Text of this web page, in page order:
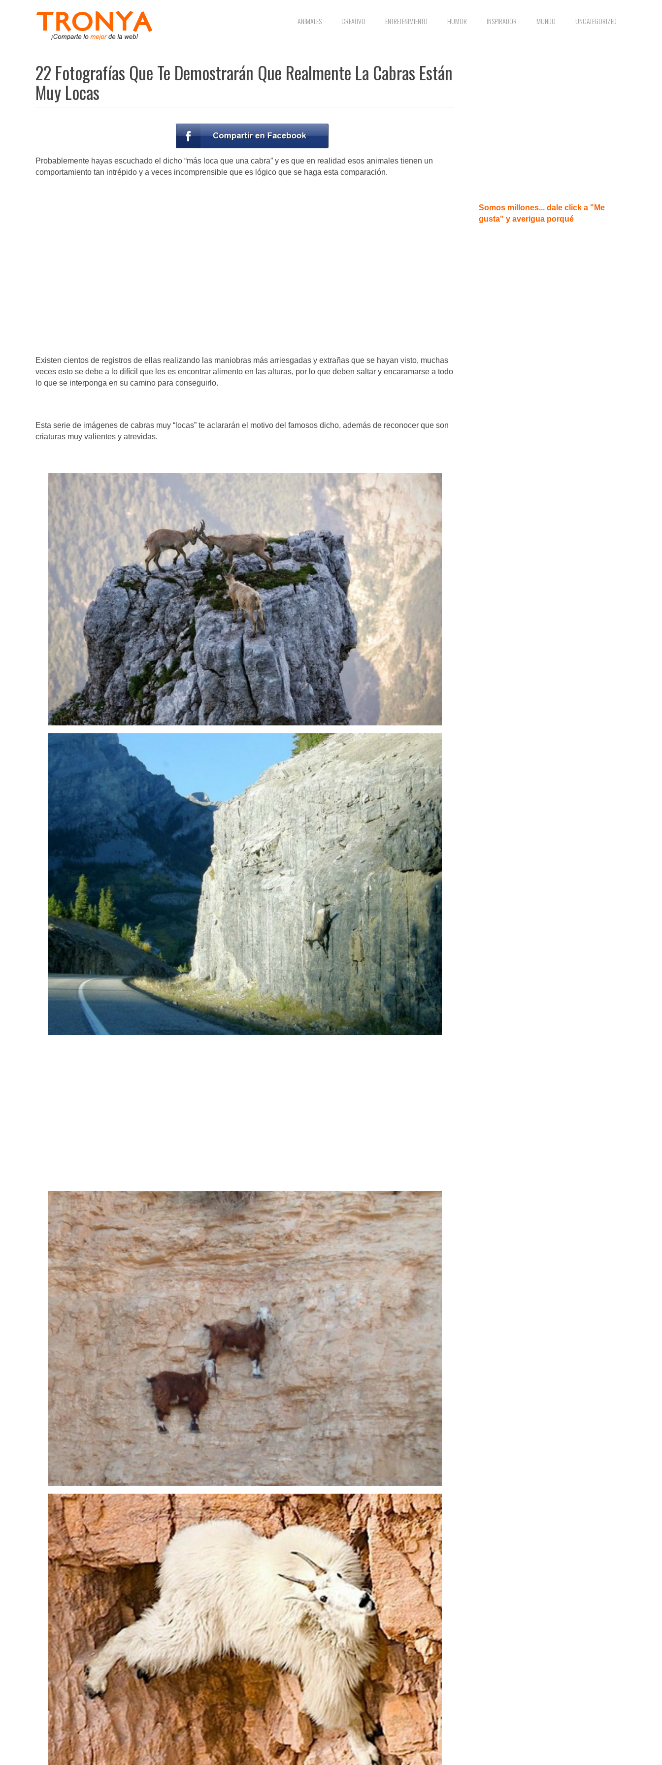
ANIMALES CREATIVO ENTRETENIMIENTO HUMOR INSPIRADOR MUNDO UNCATEGORIZED
22 Fotografías Que Te Demostrarán Que Realmente La Cabras Están
Muy Locas
Probablemente hayas escuchado el dicho “más loca que una cabra” y es que en realidad esos animales tienen un
comportamiento tan intrépido y a veces incomprensible que es lógico que se haga esta comparación.
Existen cientos de registros de ellas realizando las maniobras más arriesgadas y extrañas que se hayan visto, muchas
veces esto se debe a lo difícil que les es encontrar alimento en las alturas, por lo que deben saltar y encaramarse a todo
lo que se interponga en su camino para conseguirlo.
Esta serie de imágenes de cabras muy “locas” te aclararán el motivo del famosos dicho, además de reconocer que son
criaturas muy valientes y atrevidas.
Somos millones... dale click a "Me
gusta" y averigua porqué